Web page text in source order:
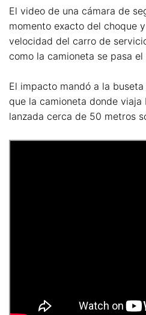
El video de una cámara de
momento exacto del choque
velocidad del carro de
como la camioneta se pasa
El impacto mandó a la
que la camioneta donde viaja
lanzada cerca de 50 metros